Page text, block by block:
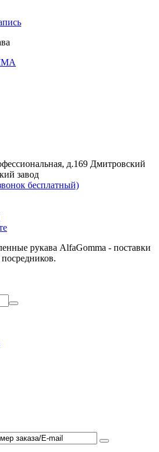
д.169 Дмитровский
завод
бесплатный)
рукава AlfaGomma - поставки